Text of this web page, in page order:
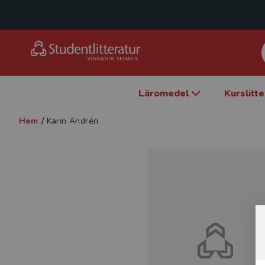
Läromedel
Hem / Karin Andrén